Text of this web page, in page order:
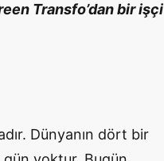
Transfo’dan bir işçi
Dünyanın dört bir